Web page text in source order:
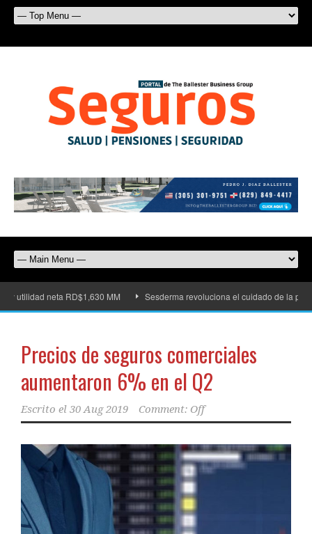
RD$1,630 MM Sesderma revoluciona el cuidado de la piel con su
Precios de seguros comerciales
aumentaron 6% en el Q2
Escrito el 30 Aug 2019 Comment: Off